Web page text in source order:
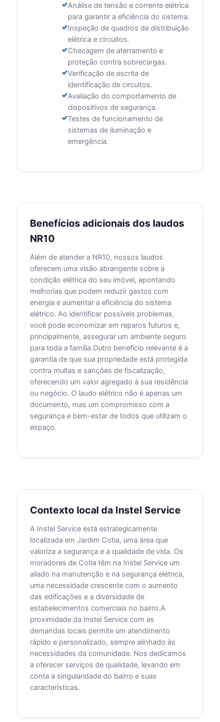
Análise de tensão e corrente elétrica
para garantir a eficiência do sistema.
Inspeção de quadros de distribuição
elétrica e circuitos.
Checagem de aterramento e
proteção contra sobrecargas.
Verificação de escrita de
identificação de circuitos.
Avaliação do comportamento de
dispositivos de segurança.
Testes de funcionamento de
sistemas de iluminação e
emergência.
Benefícios adicionais dos laudos
NR10
Além de atender a NR10, nossos laudos
oferecem uma visão abrangente sobre a
condição elétrica do seu imóvel, apontando
melhorias que podem reduzir gastos com
energia e aumentar a eficiência do sistema
elétrico. Ao identificar possíveis problemas,
você pode economizar em reparos futuros e,
principalmente, assegurar um ambiente seguro
para toda a família.Outro benefício relevante é a
garantia de que sua propriedade está protegida
contra multas e sanções de fiscalização,
oferecendo um valor agregado à sua residência
ou negócio. O laudo elétrico não é apenas um
documento, mas um compromisso com a
segurança e bem-estar de todos que utilizam o
espaço.
Contexto local da Instel Service
A Instel Service está estrategicamente
localizada em Jardim Cotia, uma área que
valoriza a segurança e a qualidade de vida. Os
moradores de Cotia têm na Instel Service um
aliado na manutenção e na segurança elétrica,
uma necessidade crescente com o aumento
das edificações e a diversidade de
estabelecimentos comerciais no bairro.A
proximidade da Instel Service com as
demandas locais permite um atendimento
rápido e personalizado, sempre alinhado às
necessidades da comunidade. Nos dedicamos
a oferecer serviços de qualidade, levando em
conta a singularidade do bairro e suas
características.